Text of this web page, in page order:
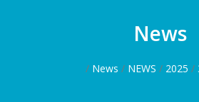
News
/ News / NEWS / 2025 /